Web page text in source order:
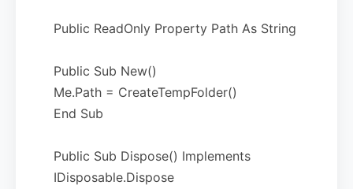
Public ReadOnly Property Path As String
Public Sub New()
Me.Path = CreateTempFolder()
End Sub
Public Sub Dispose() Implements
IDisposable.Dispose